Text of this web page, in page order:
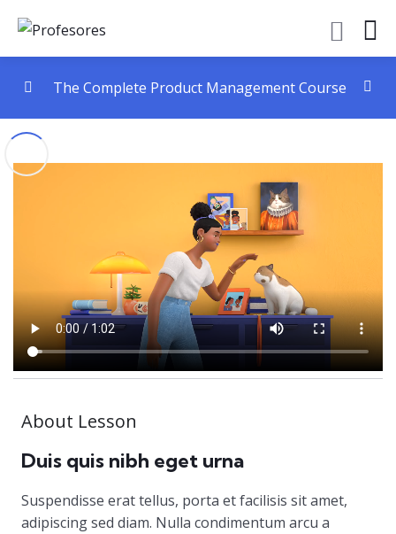
The Complete Product Management Course
About Lesson
Duis quis nibh eget urna
Suspendisse erat tellus, porta et facilisis sit amet,
adipiscing sed diam. Nulla condimentum arcu a